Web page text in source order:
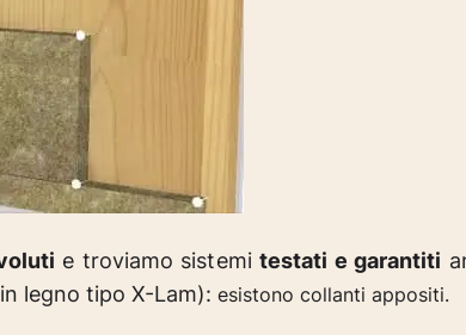
e troviamo sistemitestati e garantiti
legno tipo X-Lam): esistono collanti appositi.